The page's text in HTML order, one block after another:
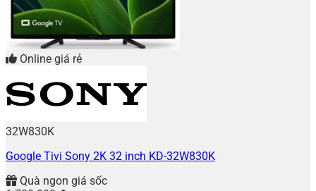
Online giá rẻ
32W830K
Google Tivi Sony 2K 32 inch KD-32W830K
Quà ngon giá sốc